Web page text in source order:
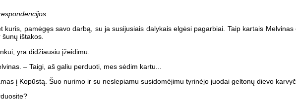
.
kuris, pamėgęs savo darbą, su ja susijusiais dalykais elgėsi pagarbiai. Taip kartais
ištakos.
yra didžiausiu įžeidimu.
– Taigi, aš galiu perduoti, mes sėdim kartu...
į Kopūstą. Šuo nurimo ir su neslepiamu susidomėjimu tyrinėjo juodai geltonų dievo